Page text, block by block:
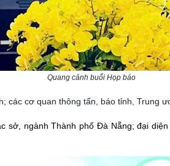
Quang cảnh buổi Họp báo
các cơ quan thông tấn, báo tỉnh, Trung
sở, ngành Thành phố Đà Nẵng; đại